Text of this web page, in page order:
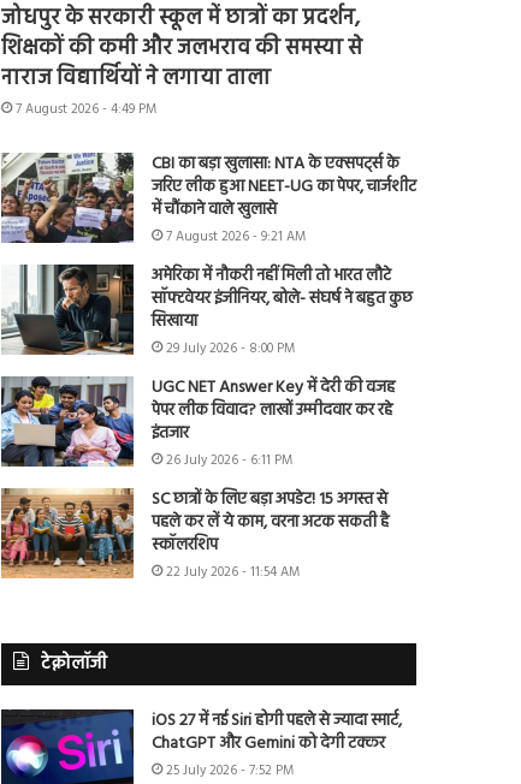
जोधपुर के सरकारी स्कूल में छात्रों का प्रदर्शन,
शिक्षकों की कमी और जलभराव की समस्या से
नाराज विद्यार्थियों ने लगाया ताला
7 August 2026 - 4:49 PM
CBI का बड़ा खुलासा: NTA के एक्सपर्ट्स के
जरिए लीक हुआ NEET-UG का पेपर, चार्जशीट
में चौंकाने वाले खुलासे
7 August 2026 - 9:21 AM
अमेरिका में नौकरी नहीं मिली तो भारत लौटे
सॉफ्टवेयर इंजीनियर, बोले- संघर्ष ने बहुत कुछ
सिखाया
29 July 2026 - 8:00 PM
UGC NET Answer Key में देरी की वजह
पेपर लीक विवाद? लाखों उम्मीदवार कर रहे
इंतजार
26 July 2026 - 6:11 PM
SC छात्रों के लिए बड़ा अपडेट! 15 अगस्त से
पहले कर लें ये काम, वरना अटक सकती है
स्कॉलरशिप
22 July 2026 - 11:54 AM
टेक्नोलॉजी
iOS 27 में नई Siri होगी पहले से ज्यादा स्मार्ट,
ChatGPT और Gemini को देगी टक्कर
25 July 2026 - 7:52 PM